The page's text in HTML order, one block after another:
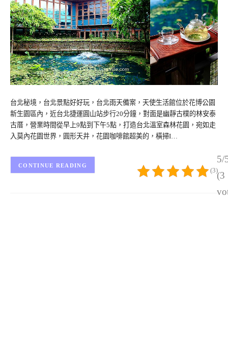
台北秘境，台北景點好好玩，台北雨天備案，天使生活館位於花博公園
新生園區內，近台北捷運圓山站步行20分鐘，對面是幽靜古樸的林安泰
古厝，營業時間從早上9點到下午5點，打造台北溫室森林花園，宛如走
入莫內花園世界，圓形天井，花園咖啡館超美的，橫掃I…
5/
(3
(3)
CONTINUE READING